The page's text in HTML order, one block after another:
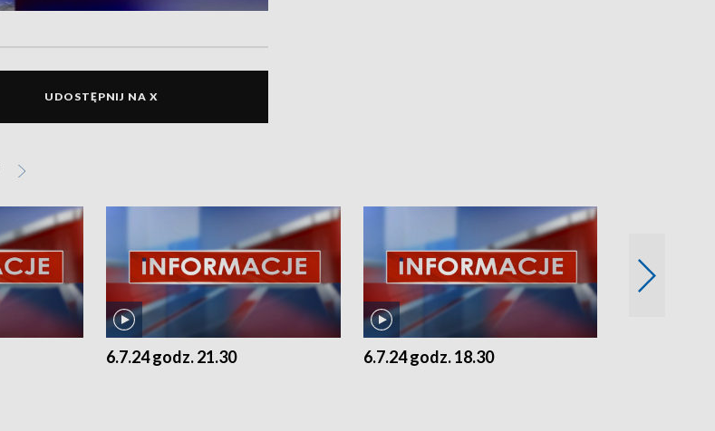
UDOSTĘPNIJ NA X
6.7.24 godz. 21.30 6.7.24 godz. 18.30